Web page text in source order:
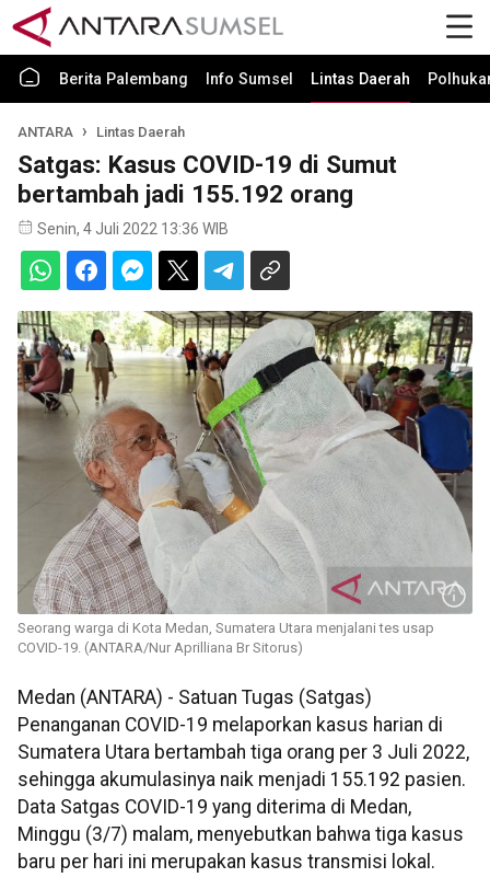
Berita Palembang Info Sumsel Lintas Daerah
ANTARA Lintas Daerah
Satgas: Kasus COVID-19 di Sumut
bertambah jadi 155.192 orang
Senin, 4 Juli 2022 13:36 WIB
Seorang warga di Kota Medan, Sumatera Utara menjalani tes usap
COVID-19. (ANTARA/Nur Aprilliana Br Sitorus)
Medan (ANTARA) - Satuan Tugas (Satgas)
Penanganan COVID-19 melaporkan kasus harian di
Sumatera Utara bertambah tiga orang per 3 Juli 2022,
sehingga akumulasinya naik menjadi 155.192 pasien.
Data Satgas COVID-19 yang diterima di Medan,
Minggu (3/7) malam, menyebutkan bahwa tiga kasus
baru per hari ini merupakan kasus transmisi lokal.